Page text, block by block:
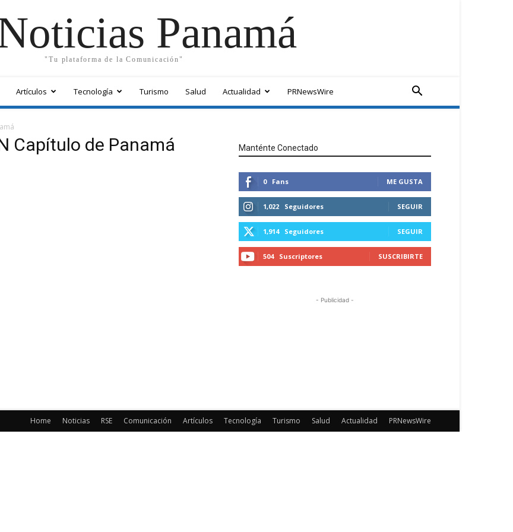
Panamá
"Tu plataforma de la Comunicación"
Artículos Tecnología Turismo Salud Actualidad PRNewsWire
Capítulo de Panamá Manténte Conectado
0 Fans ME GUSTA
1,022 Seguidores SEGUIR
1,914 Seguidores SEGUIR
504 Suscriptores SUSCRIBIRTE
- Publicidad -
Home Noticias RSE Comunicación Artículos Tecnología Turismo Salud Actualidad PRNewsWire